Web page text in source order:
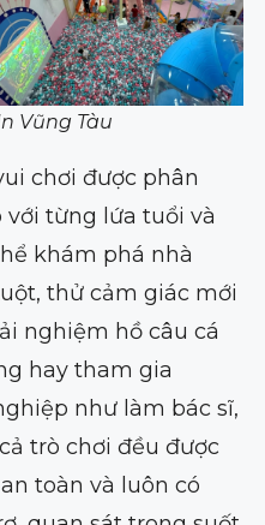
Vũng Tàu
chơi được phân
với từng lứa tuổi và
khám phá nhà
thử cảm giác mới
nghiệm hồ câu cá
hay tham gia
như làm bác sĩ,
trò chơi đều được
toàn và luôn có